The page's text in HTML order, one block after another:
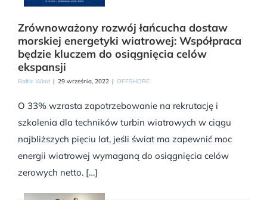
Zrównoważony rozwój łańcucha dostaw
morskiej energetyki wiatrowej: Współpraca
będzie kluczem do osiągnięcia celów
ekspansji
Baltic Wind | 29 września, 2022 | OFFSHORE
O 33% wzrasta zapotrzebowanie na rekrutację i
szkolenia dla techników turbin wiatrowych w ciągu
najbliższych pięciu lat, jeśli świat ma zapewnić moc
energii wiatrowej wymaganą do osiągnięcia celów
zerowych netto. […]